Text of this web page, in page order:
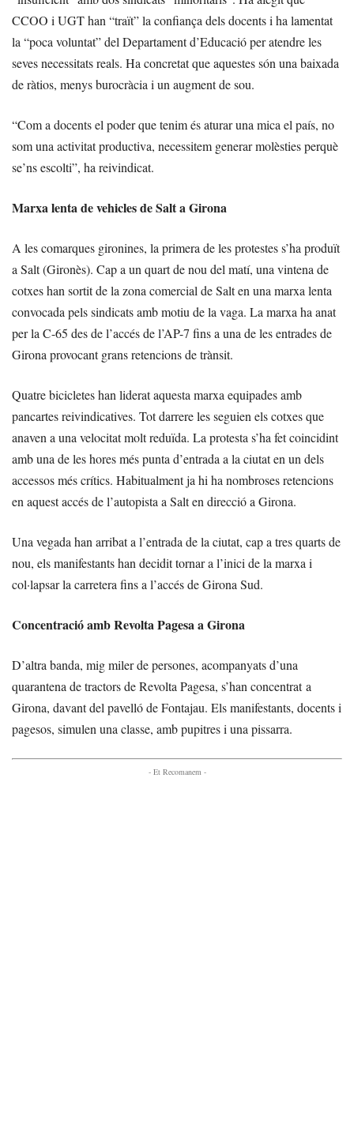
CCOO i UGT han “traït” la confiança dels docents i ha lamentat
la “poca voluntat” del Departament d’Educació per atendre les
seves necessitats reals. Ha concretat que aquestes són una baixada
de ràtios, menys burocràcia i un augment de sou.
“Com a docents el poder que tenim és aturar una mica el país, no
som una activitat productiva, necessitem generar molèsties perquè
se’ns escolti”, ha reivindicat.
Marxa lenta de vehicles de Salt a Girona
A les comarques gironines, la primera de les protestes s’ha produït
a Salt (Gironès). Cap a un quart de nou del matí, una vintena de
cotxes han sortit de la zona comercial de Salt en una marxa lenta
convocada pels sindicats amb motiu de la vaga. La marxa ha anat
per la C-65 des de l’accés de l’AP-7 fins a una de les entrades de
Girona provocant grans retencions de trànsit.
Quatre bicicletes han liderat aquesta marxa equipades amb
pancartes reivindicatives. Tot darrere les seguien els cotxes que
anaven a una velocitat molt reduïda. La protesta s’ha fet coincidint
amb una de les hores més punta d’entrada a la ciutat en un dels
accessos més crítics. Habitualment ja hi ha nombroses retencions
en aquest accés de l’autopista a Salt en direcció a Girona.
Una vegada han arribat a l’entrada de la ciutat, cap a tres quarts de
nou, els manifestants han decidit tornar a l’inici de la marxa i
col·lapsar la carretera fins a l’accés de Girona Sud.
Concentració amb Revolta Pagesa a Girona
D’altra banda, mig miler de persones, acompanyats d’una
quarantena de tractors de Revolta Pagesa, s’han concentrat a
Girona, davant del pavelló de Fontajau. Els manifestants, docents i
pagesos, simulen una classe, amb pupitres i una pissarra.
- Et Recomanem -